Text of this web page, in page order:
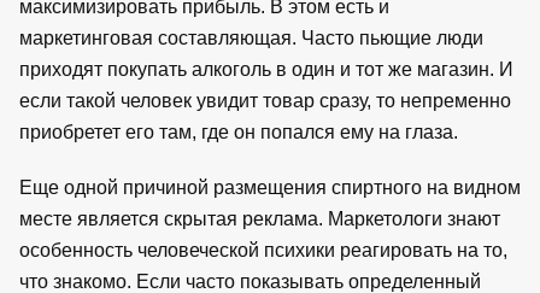
максимизировать прибыль. В этом есть и
маркетинговая составляющая. Часто пьющие люди
приходят покупать алкоголь в один и тот же магазин. И
если такой человек увидит товар сразу, то непременно
приобретет его там, где он попался ему на глаза.
Еще одной причиной размещения спиртного на видном
месте является скрытая реклама. Маркетологи знают
особенность человеческой психики реагировать на то,
что знакомо. Если часто показывать определенный